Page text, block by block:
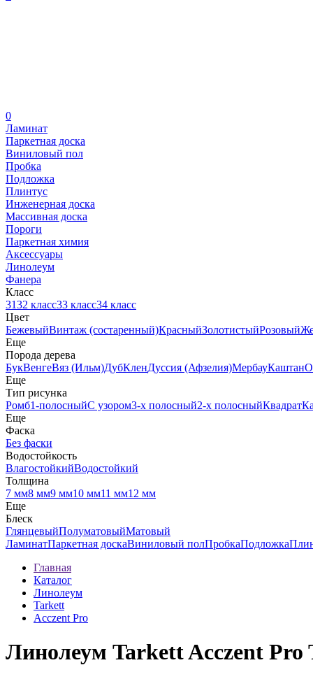
0
Ламинат
Паркетная доска
Виниловый пол
Пробка
Подложка
Плинтус
Инженерная доска
Массивная доска
Пороги
Паркетная химия
Аксессуары
Линолеум
Фанера
Класс
3132 класс33 класс34 класс
Цвет
БежевыйВинтаж (состаренный)КрасныйЗолотистыйРозовый
Еще
Порода дерева
БукВенгеВяз (Ильм)ДубКленДуссия (Афзелия)МербауКаштан
Еще
Тип рисунка
Ромб1-полосныйС узором3-х полосный2-х полосныйКвадрат
Еще
Фаска
Без фаски
Водостойкость
ВлагостойкийВодостойкий
Толщина
7 мм8 мм9 мм10 мм11 мм12 мм
Еще
Блеск
ГлянцевыйПолуматовыйМатовый
ЛаминатПаркетная доскаВиниловый полПробкаПодложка
Главная
Каталог
Линолеум
Tarkett
Acczent Pro
Линолеум Tarkett Acczent Pro